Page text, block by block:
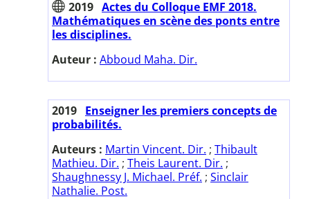
2019 Actes du Colloque EMF 2018.
Mathématiques en scène des ponts entre
les disciplines.
Auteur : Abboud Maha. Dir.
2019 Enseigner les premiers concepts de
probabilités.
Auteurs : Martin Vincent. Dir. ; Thibault
Mathieu. Dir. ; Theis Laurent. Dir. ;
Shaughnessy J. Michael. Préf. ; Sinclair
Nathalie. Post.